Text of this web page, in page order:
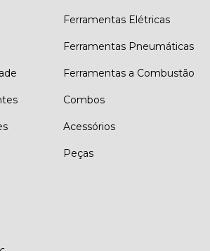
Ferramentas Elétricas
Ferramentas Pneumáticas
Ferramentas a Combustão
Combos
Acessórios
Peças